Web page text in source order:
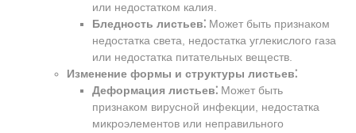
или недостатком калия.
Бледность листьев⁚ Может быть признаком
недостатка света, недостатка углекислого газа
или недостатка питательных веществ.
Изменение формы и структуры листьев⁚
Деформация листьев⁚ Может быть
признаком вирусной инфекции, недостатка
микроэлементов или неправильного